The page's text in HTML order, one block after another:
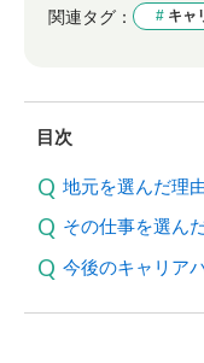
関連タグ： キャ
目次
地元を選んだ理
その仕事を選ん
今後のキャリア